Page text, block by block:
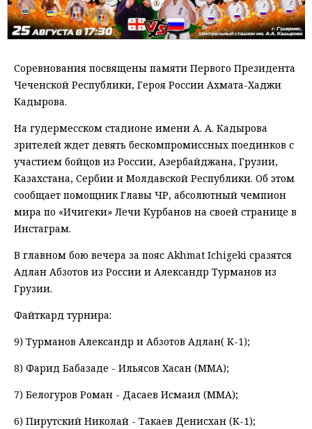
Соревнования посвящены памяти Первого Президента
Чеченской Республики, Героя России Ахмата-Хаджи
Кадырова.
На гудермесском стадионе имени А. А. Кадырова
зрителей ждет девять бескомпромиссных поединков с
участием бойцов из России, Азербайджана, Грузии,
Казахстана, Сербии и Молдавской Республики. Об этом
сообщает помощник Главы ЧР, абсолютный чемпион
мира по «Ичигеки» Лечи Курбанов на своей странице в
Инстаграм.
В главном бою вечера за пояс Akhmat Ichigeki сразятся
Адлан Абзотов из России и Александр Турманов из
Грузии.
Файткард турнира:
9) Турманов Александр и Абзотов Адлан( K-1);
8) Фарид Бабазаде - Ильясов Хасан (ММА);
7) Белогуров Роман - Дасаев Исмаил (ММА);
6) Пирутский Николай - Такаев Денисхан (К-1);